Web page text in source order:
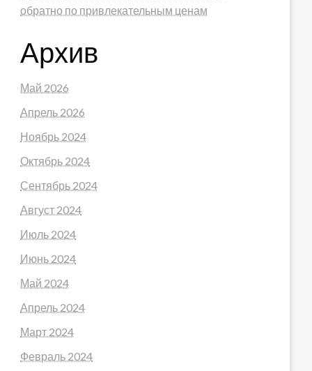
обратно по привлекательным ценам
Архив
Май 2026
Апрель 2026
Ноябрь 2024
Октябрь 2024
Сентябрь 2024
Август 2024
Июль 2024
Июнь 2024
Май 2024
Апрель 2024
Март 2024
Февраль 2024